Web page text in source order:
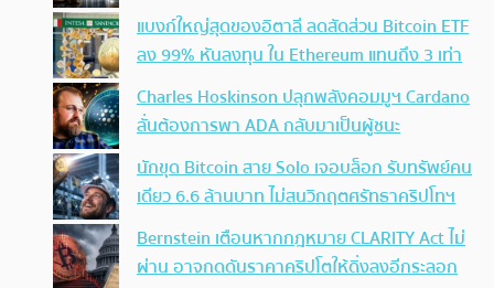
แบงก์ใหญ่สุดของอิตาลี ลดสัดส่วน Bitcoin ETF
ลง 99% หันลงทุน ใน Ethereum แทนถึง 3 เท่า
Charles Hoskinson ปลุกพลังคอมมูฯ Cardano
ลั่นต้องการพา ADA กลับมาเป็นผู้ชนะ
นักขุด Bitcoin สาย Solo เจอบล็อก รับทรัพย์คน
เดียว 6.6 ล้านบาท ไม่สนวิกฤตศรัทธาคริปโทฯ
Bernstein เตือนหากกฎหมาย CLARITY Act ไม่
ผ่าน อาจกดดันราคาคริปโตให้ดิ่งลงอีกระลอก